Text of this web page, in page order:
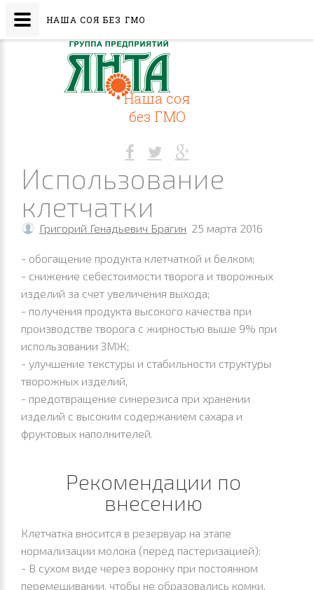
Наша соя
без ГМО
Использование
клетчатки
Григорий Генадьевич Брагин 25 марта 2016
- обогащение продукта клетчаткой и белком;
- снижение себестоимости творога и творожных
изделий за счет увеличения выхода;
- получения продукта высокого качества при
производстве творога с жирностью выше 9% при
использовании ЗМЖ;
- улучшение текстуры и стабильности структуры
творожных изделий,
- предотвращение синерезиса при хранении
изделий с высоким содержанием сахара и
фруктовых наполнителей.
Рекомендации по
внесению
Клетчатка вносится в резервуар на этапе
нормализации молока (перед пастеризацией):
- В сухом виде через воронку при постоянном
перемешивании, чтобы не образовались комки.
НАША СОЯ БЕЗ ГМО